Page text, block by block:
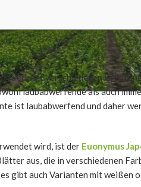
mit verschiedenen
laubabwerfende als auch
ist laubabwerfend und daher
wird, ist der Euonymus
aus, die in verschiedenen
es gibt auch Varianten mit weißen